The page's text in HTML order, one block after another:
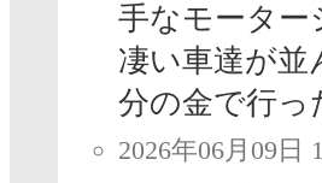
手なモーター
凄い車達が並
分の金で行っ
2026年06月09日